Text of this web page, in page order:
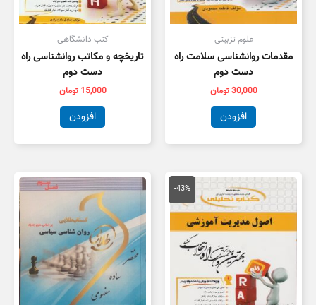
علوم تزبیتی
مقدمات روانشناسی سلامت راه
دست دوم
30,000تومان
افزودن
کتب دانشگاهی
تاریخچه و مکاتب روانشناسی راه
دست دوم
15,000 تومان
افزودن
-43%
قیمت
اصلی
150,000 تومان
بود.
قیمت
فعلی
85,000 تومان
است.